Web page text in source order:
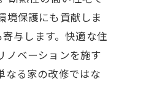
境保護にも貢献しま
与します。快適な住
ノベーションを施す
なる家の改修ではな